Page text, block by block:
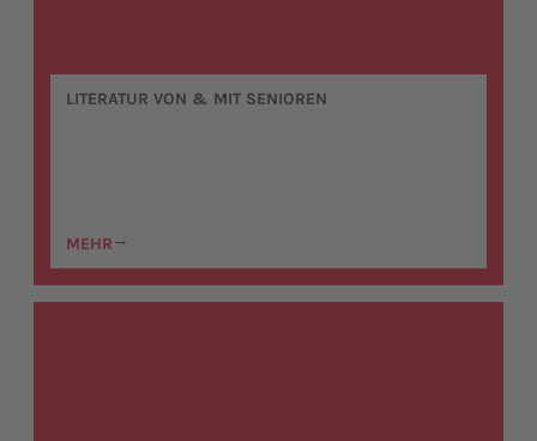
LITERATUR VON & MIT SENIOREN
MEHR